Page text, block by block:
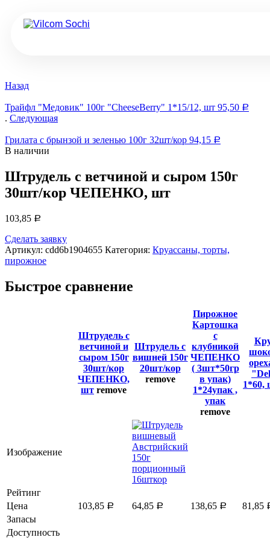
Назад
Трайфл "Медовик" 100г "CheeseBerry" 1*15/12, шт 95,50 Р
. Следующая
Грилата с брынзой и зеленью 100г 32шт/кор 94,15 Р
В наличии
Штрудель с ветчиной и сыром 150г
30шт/кор ЧЕПЕНКО, шт
103,85 Р
Сделать заявку
Артикул: cdd6b1904655 Категория: Круассаны, торты,
пирожное
Быстрое сравнение
Штрудель с
ветчиной и
сыром 150г
30шт/кор
ЧЕПЕНКО,
шт remove
Штрудель с
вишней 150г
20шт/кор
remove
Пирожное
Картошка
с
клубникой
ЧЕПЕНКО
( 3шт*50гр
в упак)
1*24упак ,
упак
remove
1*60,
Изображение
Рейтинг
Цена
103,85 Р 64,85 Р 138,65 Р 81,85
Запасы
Доступность